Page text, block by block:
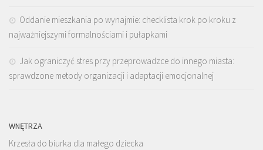
Oddanie mieszkania po wynajmie: checklista krok po kroku z
najważniejszymi formalnościami i pułapkami
Jak ograniczyć stres przy przeprowadzce do innego miasta:
sprawdzone metody organizacji i adaptacji emocjonalnej
WNĘTRZA
Krzesła do biurka dla małego dziecka